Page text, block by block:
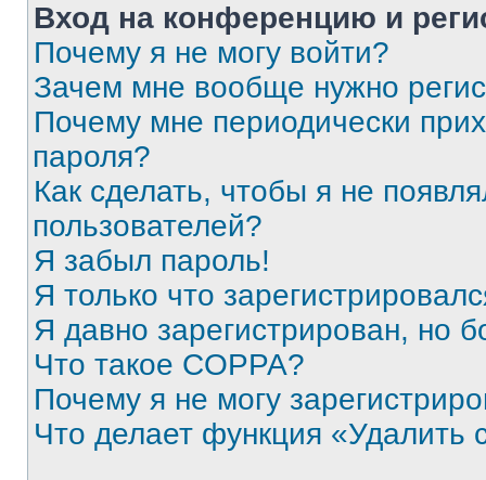
Вход на конференцию и
Почему я не могу войти?
Зачем мне вообще нужно
Почему мне периодически
пароля?
Как сделать, чтобы я не
пользователей?
Я забыл пароль!
Я только что
Я давно зарегистрирован, но
Что такое COPPA?
Почему я не могу
Что делает функция «Удалить